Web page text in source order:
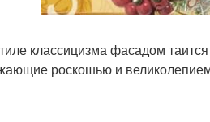
классицизма фасадом
роскошью и